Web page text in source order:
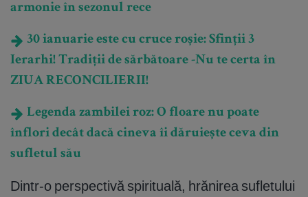
armonie în sezonul rece
30 ianuarie este cu cruce roșie: Sfinții 3
Ierarhi! Tradiții de sărbătoare -Nu te certa în
ZIUA RECONCILIERII!
Legenda zambilei roz: O floare nu poate
înflori decât dacă cineva îi dăruiește ceva din
sufletul său
Dintr-o perspectivă spirituală, hrănirea sufletului